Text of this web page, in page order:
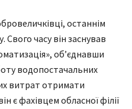
останнім
часу він заснував
об’єднавши
водопостачальних
витрат отримати
є фахівцем обласної філії